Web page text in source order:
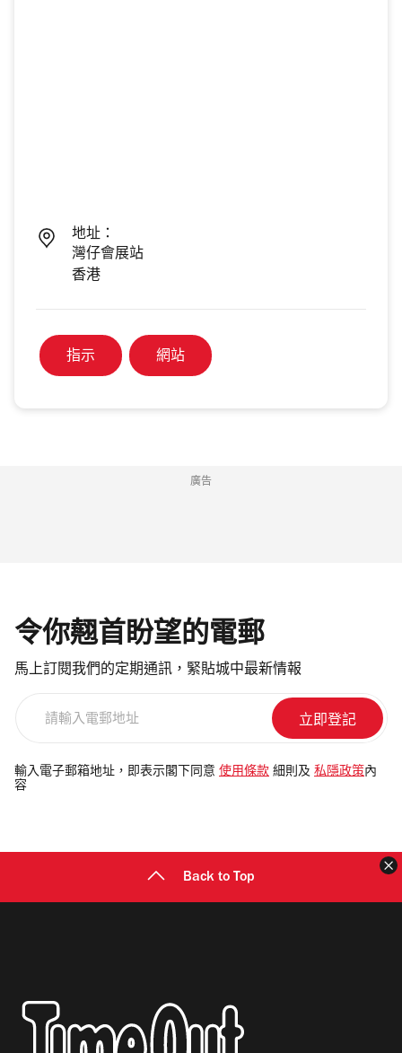
地址：
灣仔會展站
香港
指示 網站
廣告
令你翹首盼望的電郵
馬上訂閱我們的定期通訊，緊貼城中最新情報
電
郵
輸入電子郵箱地址，即表示閣下同意 使用條款 細則及 私隱政策 內
容
Back to Top